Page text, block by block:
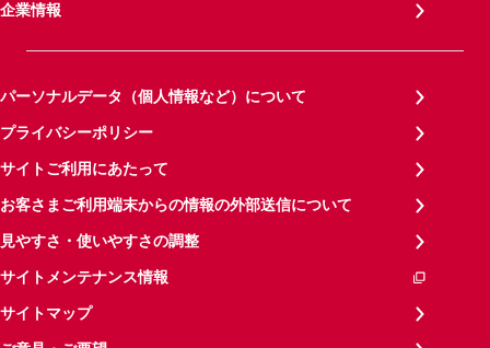
企業情報
パーソナルデータ（個人情報など）について
プライバシーポリシー
サイトご利用にあたって
お客さまご利用端末からの情報の外部送信について
見やすさ・使いやすさの調整
サイトメンテナンス情報
サイトマップ